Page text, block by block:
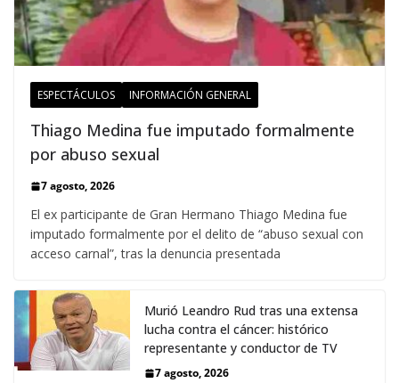
ESPECTÁCULOS INFORMACIÓN GENERAL
Thiago Medina fue imputado formalmente
por abuso sexual
7 agosto, 2026
El ex participante de Gran Hermano Thiago Medina fue
imputado formalmente por el delito de “abuso sexual con
acceso carnal”, tras la denuncia presentada
Murió Leandro Rud tras una extensa
lucha contra el cáncer: histórico
representante y conductor de TV
7 agosto, 2026